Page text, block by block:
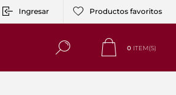
Ingresar Productos favoritos
0 ITEM(S)